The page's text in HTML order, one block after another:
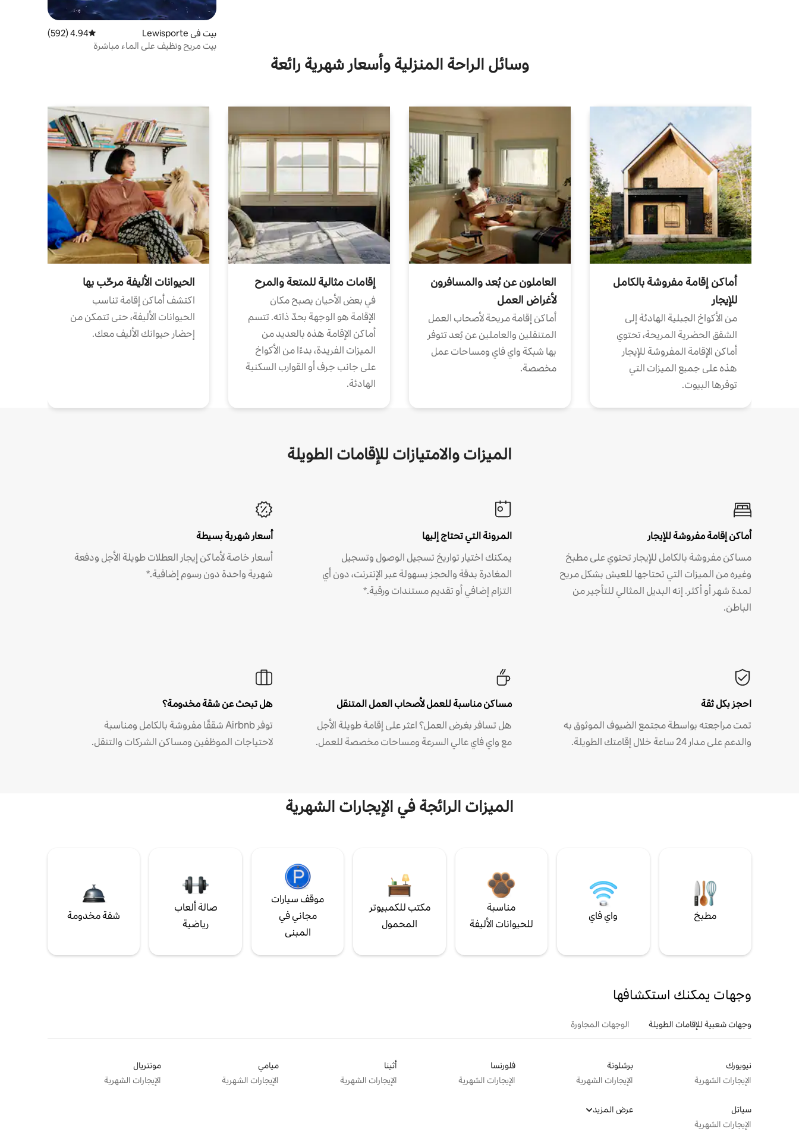
بيت في Lewisporte متوسط التقييم 4.94 من 5، 592 مراجعات
4.94 (592)
بيت مريح ونظيف على الماء مباشرة
وسائل الراحة المنزلية وأسعار شهرية رائعة
أماكن إقامة مفروشة بالكامل
للإيجار
من الأكواخ الجبلية الهادئة إلى
الشقق الحضرية المريحة، تحتوي
أماكن الإقامة المفروشة للإيجار
هذه على جميع الميزات التي
توفرها البيوت.
العاملون عن بُعد والمسافرون
لأغراض العمل
أماكن إقامة مريحة لأصحاب العمل
المتنقلين والعاملين عن بُعد تتوفر
بها شبكة واي فاي ومساحات عمل
مخصصة.
إقامات مثالية للمتعة والمرح
في بعض الأحيان يصبح مكان
الإقامة هو الوجهة بحدّ ذاته. تتسم
أماكن الإقامة هذه بالعديد من
الميزات الفريدة، بدءًا من الأكواخ
على جانب جرف أو القوارب السكنية
الهادئة.
الحيوانات الأليفة مرحّب بها
اكتشف أماكن إقامة تناسب
الحيوانات الأليفة، حتى تتمكن من
إحضار حيوانك الأليف معك.
الميزات والامتيازات للإقامات الطويلة
أماكن إقامة مفروشة للإيجار
مساكن مفروشة بالكامل للإيجار تحتوي على مطبخ
وغيره من الميزات التي تحتاجها للعيش بشكل مريح
لمدة شهر أو أكثر. إنه البديل المثالي للتأجير من
الباطن.
المرونة التي تحتاج إليها
يمكنك اختيار تواريخ تسجيل الوصول وتسجيل
المغادرة بدقة والحجز بسهولة عبر الإنترنت، دون أي
التزام إضافي أو تقديم مستندات ورقية.*
أسعار شهرية بسيطة
أسعار خاصة لأماكن إيجار العطلات طويلة الأجل ودفعة
شهرية واحدة دون رسوم إضافية.*
احجز بكل ثقة
تمت مراجعته بواسطة مجتمع الضيوف الموثوق به
والدعم على مدار 24 ساعة خلال إقامتك الطويلة.
مساكن مناسبة للعمل لأصحاب العمل المتنقل
هل تسافر بغرض العمل؟ اعثر على إقامة طويلة الأجل
مع واي فاي عالي السرعة ومساحات مخصصة للعمل.
هل تبحث عن شقة مخدومة؟
توفر Airbnb شققًا مفروشة بالكامل ومناسبة
لاحتياجات الموظفين ومساكن الشركات والتنقل.
الميزات الرائجة في الإيجارات الشهرية
مطبخ واي فاي
مناسبة
للحيوانات الأليفة
مكتب للكمبيوتر
المحمول
موقف سيارات
مجاني في
المبنى
صالة ألعاب
رياضية
شقة مخدومة
وجهات يمكنك استكشافها
وجهات شعبية للإقامات الطويلة الوجهات المجاورة
نيويورك
الإيجارات الشهرية
برشلونة
الإيجارات الشهرية
فلورنسا
الإيجارات الشهرية
أثينا
الإيجارات الشهرية
ميامي
الإيجارات الشهرية
مونتريال
الإيجارات الشهرية
سياتل
الإيجارات الشهرية
عرض المزيد